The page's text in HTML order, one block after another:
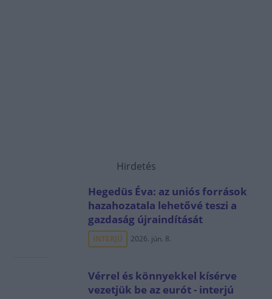
Hirdetés
Hegedüs Éva: az uniós források
hazahozatala lehetővé teszi a
gazdaság újraindítását
INTERJÚ 2026. jún. 8.
Vérrel és könnyekkel kísérve
vezetjük be az eurót - interjú